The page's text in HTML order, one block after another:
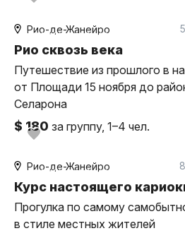
индивидуальная
Рио-де-Жанейро
Рио сквозь века
Путешествие из прошлого в
от Площади 15 ноября до
Селарона
$ 180 за группу, 1–4 чел.
индивидуальная
Рио-де-Жанейро
Курс настоящего
Прогулка по самому
в стиле местных жителей